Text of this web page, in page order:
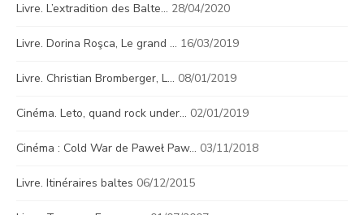
Livre. L’extradition des Balte… 28/04/2020
Livre. Dorina Roşca, Le grand … 16/03/2019
Livre. Christian Bromberger, L… 08/01/2019
Cinéma. Leto, quand rock under… 02/01/2019
Cinéma : Cold War de Paweł Paw… 03/11/2018
Livre. Itinéraires baltes 06/12/2015